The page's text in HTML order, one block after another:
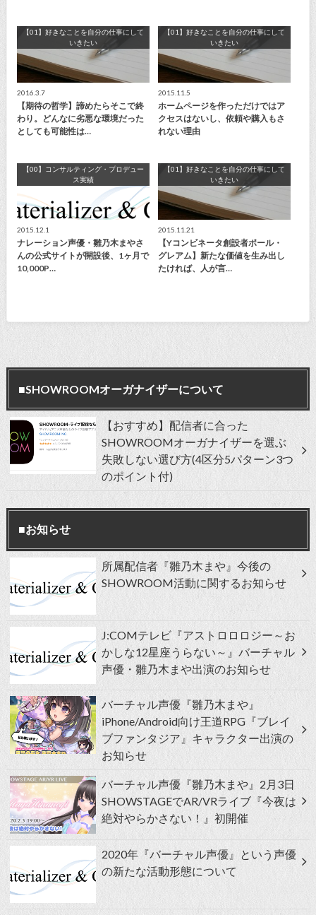
【01】好きなことを自分の仕事にして
いきたい
2016.3.7
【期待の哲学】諦めたらそこで終
わり。どんなに劣悪な環境だった
としても可能性は…
【01】好きなことを自分の仕事にして
いきたい
2015.11.5
ホームページを作っただけではア
クセスはないし、依頼や購入もさ
れない理由
【00】コンサルティング・プロデュー
ス実績
2015.12.1
ナレーション声優・雛乃木まやさ
んの公式サイトが開設後、1ヶ月で
10,000P…
【01】好きなことを自分の仕事にして
いきたい
2015.11.21
【Yコンビネータ創設者ポール・
グレアム】新たな価値を生み出し
たければ、人が言…
■SHOWROOMオーガナイザーについて
【おすすめ】配信者に合った
SHOWROOMオーガナイザーを選ぶ
失敗しない選び方(4区分5パターン3つ
のポイント付)
■お知らせ
所属配信者『雛乃木まや』今後の
SHOWROOM活動に関するお知らせ
J:COMテレビ『アストロロロジー～お
かしな12星座うらない～』バーチャル
声優・雛乃木まや出演のお知らせ
バーチャル声優『雛乃木まや』
iPhone/Android向け王道RPG『ブレイ
ブファンタジア』キャラクター出演の
お知らせ
バーチャル声優『雛乃木まや』2月3日
SHOWSTAGEでAR/VRライブ『今夜は
絶対やらかさない！』初開催
2020年『バーチャル声優』という声優
の新たな活動形態について